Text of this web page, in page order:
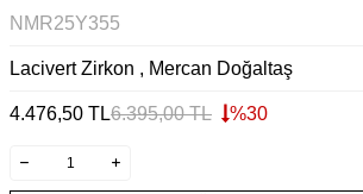
NMR25Y355
Lacivert Zirkon , Mercan Doğaltaş
4.476,50 TL6.395,00TL %30